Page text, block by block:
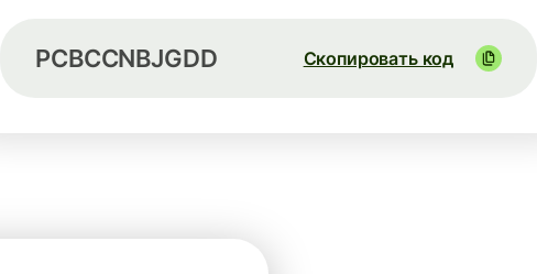
PCBCCNBJGDD Скопировать код